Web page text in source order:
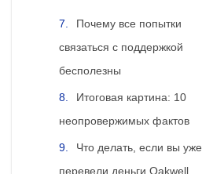
Почему все попытки
связаться с поддержкой
бесполезны
Итоговая картина: 10
неопровержимых фактов
Что делать, если вы уже
перевели деньги Oakwell